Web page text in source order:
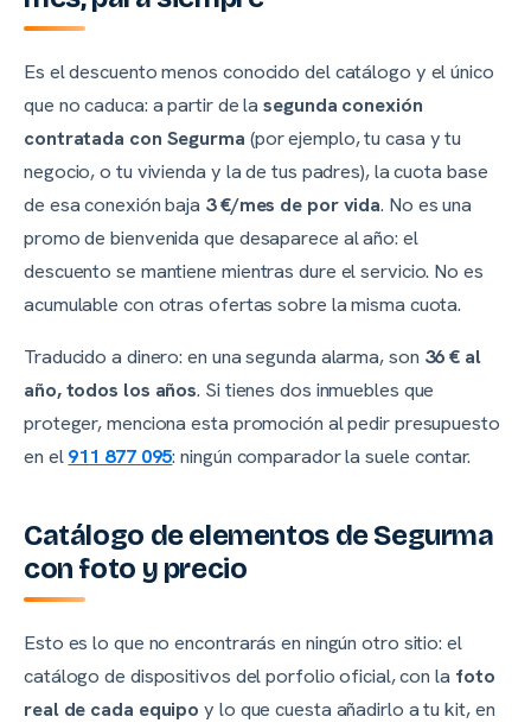
Es el descuento menos conocido del catálogo y el único
que no caduca: a partir de lasegunda conexión
contratada con Segurma (por ejemplo, tu casa y tu
negocio, o tu vivienda y la de tus padres), la cuota base
de esa conexión baja 3 €/mes de por vida. No es una
promo de bienvenida que desaparece al año: el
descuento se mantiene mientras dure el servicio. No es
acumulable con otras ofertas sobre la misma cuota.
Traducido a dinero: en una segunda alarma, son 36 € al
año, todos los años. Si tienes dos inmuebles que
proteger, menciona esta promoción al pedir presupuesto
en el911 877 095: ningún comparador la suele contar.
Catálogo de elementos de Segurma
con foto y precio
Esto es lo que no encontrarás en ningún otro sitio: el
catálogo de dispositivos del porfolio oficial, con la foto
real de cada equipo y lo que cuesta añadirlo a tu kit, en